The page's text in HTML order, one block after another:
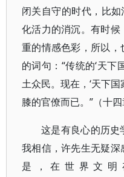
闭关自守的时代，比
化活力的消沉。有时
重的情感色彩，所以
的词句：“传统的‘天下
土众民。现在，‘天下
膝的官僚而已。”（十四
这是有良心的历史
我相信，许先生无疑
是，在世界文明